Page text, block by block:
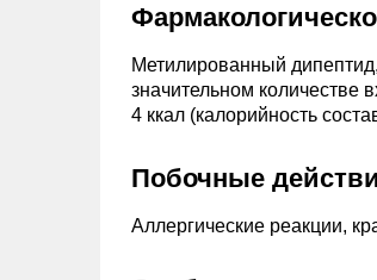
Метилированный
значительном
4 ккал (калорийность
Побочные
Аллергические реакции,